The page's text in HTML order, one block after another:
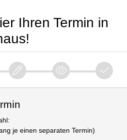
Ihren Termin in
je einen separaten Termin)